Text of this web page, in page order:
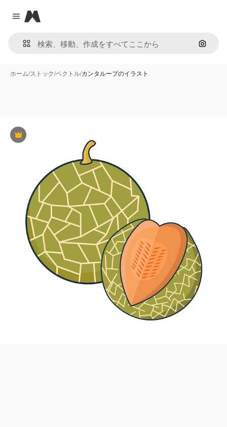
Close menu
Magnific
画像で
ホーム/ストック/ベクトル/カンタループのイラスト
Premium